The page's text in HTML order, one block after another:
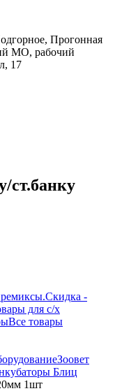
Прогонная
МО, рабочий
17
ст.банку
Скидка -
для с/х
Все товары
Зоовет
Блиц
1шт